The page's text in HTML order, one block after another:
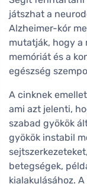
játszhat a
Alzheimer-kór
mutatják, hogy a
memóriát és a
egészség
A cinknek
ami azt jelenti,
szabad gyökök
gyökök instabil
betegségek,
kialakulásához.